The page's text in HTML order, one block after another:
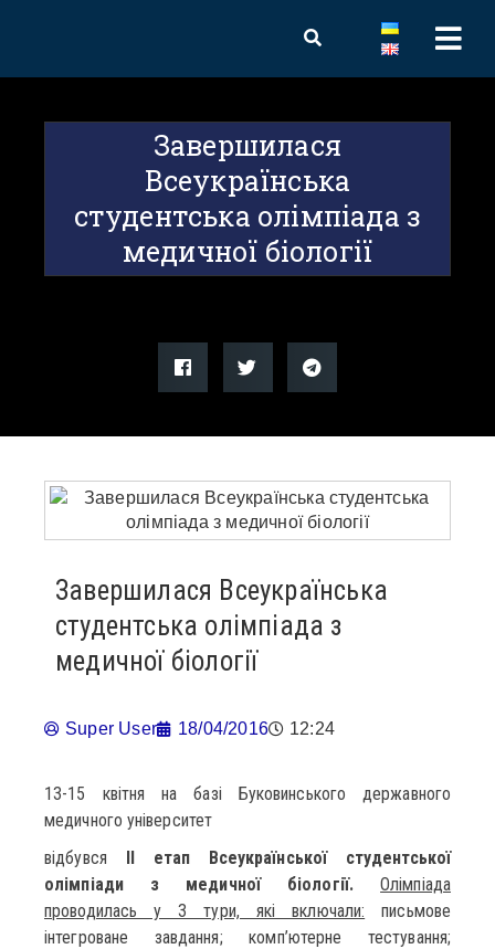
Завершилася
Всеукраїнська
студентська олімпіада з
медичної біології
Завершилася Всеукраїнська
студентська олімпіада з
медичної біології
Super User 18/04/2016 12:24
13-15 квітня на базі Буковинського державного
медичного університет
відбувся ІІ етап Всеукраїнської студентської
олімпіади з медичної біології.
Олімпіада
проводилась у 3 тури, які включали: письмове
інтегроване завдання; комп’ютерне тестування;